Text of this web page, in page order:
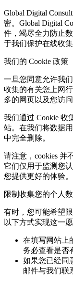
Global Digital
密。Global Digital
件，竭尽全力防止
于我们保护在线收集
我们的 Cookie 政策
一旦您同意允许我
收集的有关您上网
多的网页以及您访问
我们通过 Cookie 收
站。在我们将数据
中完全删除。
请注意，cookies 并
它们仅用于监测您
您提供更好的体验。
限制收集您的个人
有时，您可能希望
以下方式实现这一愿
在填写网站上
务必查看是否
如果您已经同
邮件与我们联